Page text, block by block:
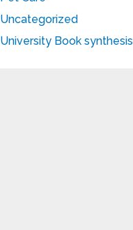
Uncategorized
University Book synthesis